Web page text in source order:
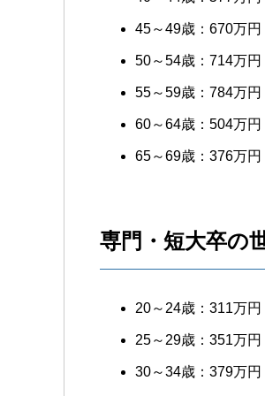
45～49歳：670万円
50～54歳：714万円
55～59歳：784万円
60～64歳：504万円
65～69歳：376万円
専門・短大卒の
20～24歳：311万円
25～29歳：351万円
30～34歳：379万円